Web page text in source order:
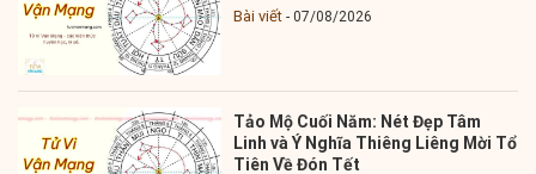
Bài viết 07/08/2026
Tảo Mộ Cuối Năm: Nét Đẹp Tâm
Linh và Ý Nghĩa Thiêng Liêng Mời Tổ
Tiên Về Đón Tết